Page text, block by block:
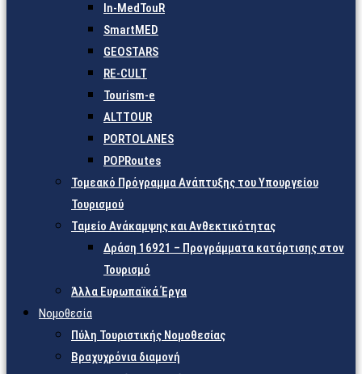
In-MedTouR
SmartMED
GEOSTARS
RE-CULT
Tourism-e
ALTTOUR
PORTOLANES
POPRoutes
Τομεακό Πρόγραμμα Ανάπτυξης του Υπουργείου
Τουρισμού
Ταμείο Ανάκαμψης και Ανθεκτικότητας
Δράση 16921 – Προγράμματα κατάρτισης στον
Τουρισμό
Άλλα Ευρωπαϊκά Έργα
Νομοθεσία
Πύλη Τουριστικής Νομοθεσίας
Βραχυχρόνια διαμονή